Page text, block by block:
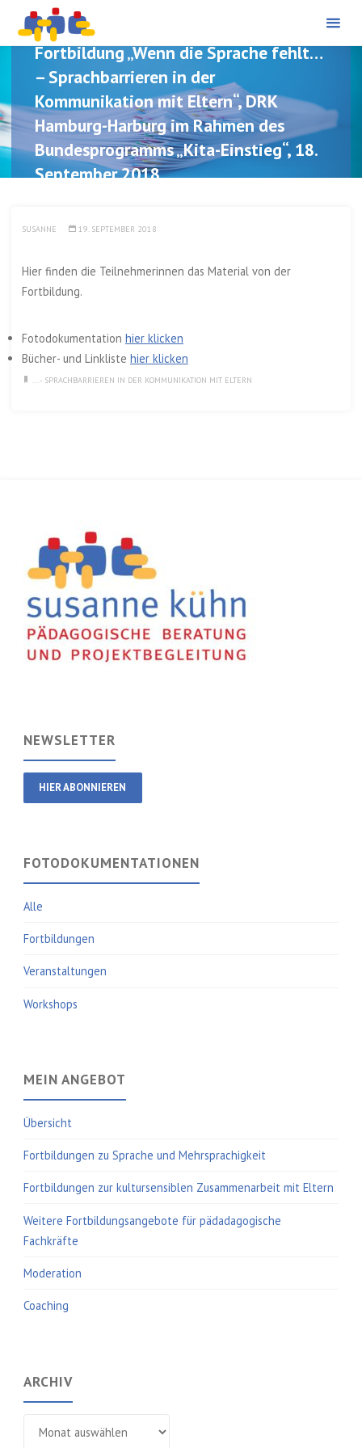
contentFortbildung „Wenn die Sprache fehlt…
– Sprachbarrieren in der
Kommunikation mit Eltern“, DRK
Hamburg-Harburg im Rahmen des
Bundesprogramms „Kita-Einstieg“, 18.
September 2018
SUSANNE 19. SEPTEMBER 2018
Hier finden die Teilnehmerinnen das Material von der
Fortbildung.
Fotodokumentation hier klicken
Bücher- und Linkliste hier klicken
... - SPRACHBARRIEREN IN DER KOMMUNIKATION MIT ELTERN
NEWSLETTER
HIER ABONNIEREN
FOTODOKUMENTATIONEN
Alle
Fortbildungen
Veranstaltungen
Workshops
MEIN ANGEBOT
Übersicht
Fortbildungen zu Sprache und Mehrsprachigkeit
Fortbildungen zur kultursensiblen Zusammenarbeit mit Eltern
Weitere Fortbildungsangebote für pädadagogische
Fachkräfte
Moderation
Coaching
ARCHIV